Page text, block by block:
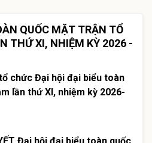
QUỐC MẶT TRẬN TỔ
THỨ XI, NHIỆM KỲ 2026 -
chức Đại hội đại biểu toàn
lần thứ XI, nhiệm kỳ 2026-
Đại hội đại biểu toàn quốc